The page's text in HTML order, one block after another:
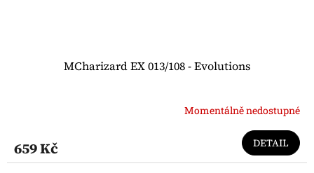
MCharizard EX 013/108 - Evolutions
Momentálně nedostupné
659 Kč DETAIL